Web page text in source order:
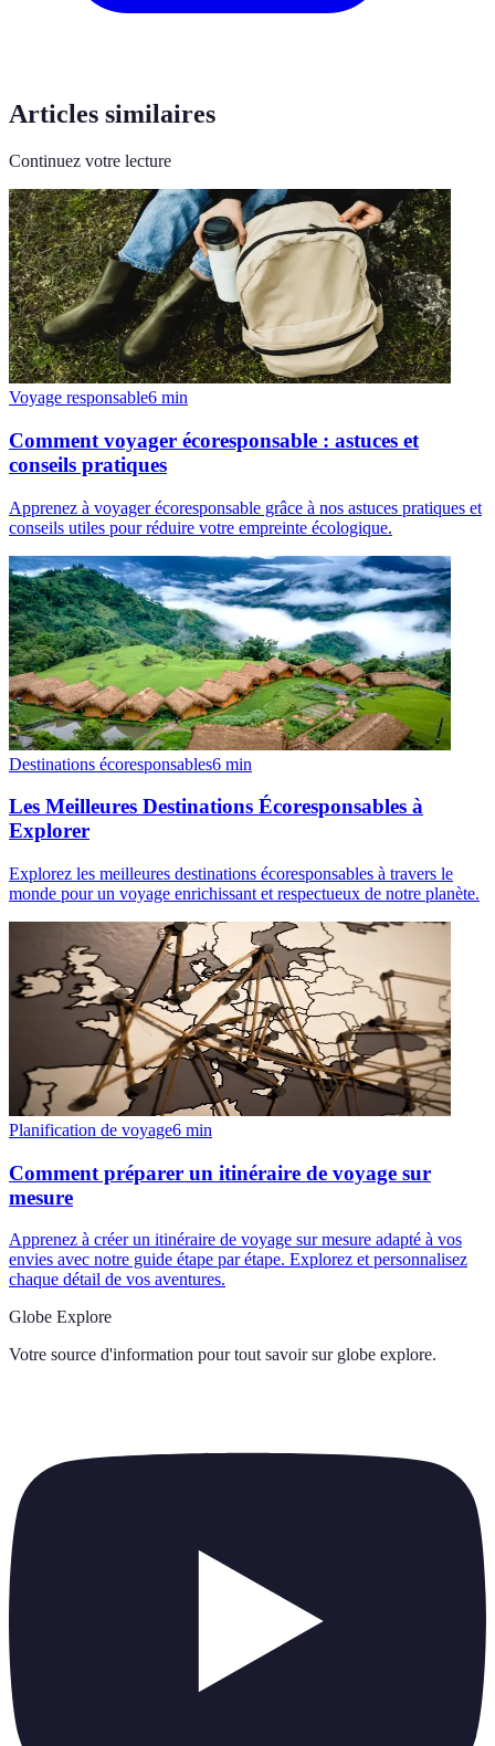
Articles similaires
Continuez votre lecture
Voyage responsable6 min
Comment voyager écoresponsable : astuces et
conseils pratiques
Apprenez à voyager écoresponsable grâce à nos astuces pratiques et
conseils utiles pour réduire votre empreinte écologique.
Destinations écoresponsables6 min
Les Meilleures Destinations Écoresponsables à
Explorer
Explorez les meilleures destinations écoresponsables à travers le
monde pour un voyage enrichissant et respectueux de notre planète.
Planification de voyage6 min
Comment préparer un itinéraire de voyage sur
mesure
Apprenez à créer un itinéraire de voyage sur mesure adapté à vos
envies avec notre guide étape par étape. Explorez et personnalisez
chaque détail de vos aventures.
Globe Explore
Votre source d'information pour tout savoir sur globe explore.